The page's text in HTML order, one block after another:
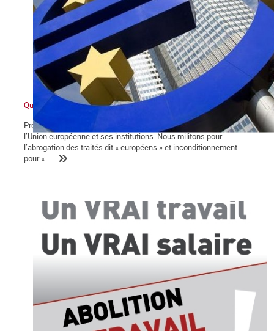
Qu’est-ce que l’Union européenne ?
Première partie Nous sommes partisans de la rupture avec
l’Union européenne et ses institutions. Nous militons pour
l’abrogation des traités dit « européens » et inconditionnement
pour «...